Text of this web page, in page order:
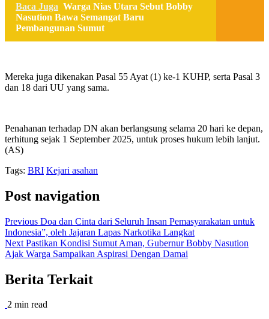
Baca Juga Warga Nias Utara Sebut Bobby
Nasution Bawa Semangat Baru
Pembangunan Sumut
Mereka juga dikenakan Pasal 55 Ayat (1) ke-1 KUHP, serta Pasal 3
dan 18 dari UU yang sama.
Penahanan terhadap DN akan berlangsung selama 20 hari ke depan,
terhitung sejak 1 September 2025, untuk proses hukum lebih lanjut.
(AS)
Tags: BRI Kejari asahan
Post navigation
Previous Doa dan Cinta dari Seluruh Insan Pemasyarakatan untuk
Indonesia”, oleh Jajaran Lapas Narkotika Langkat
Next Pastikan Kondisi Sumut Aman, Gubernur Bobby Nasution
Ajak Warga Sampaikan Aspirasi Dengan Damai
Berita Terkait
2 min read